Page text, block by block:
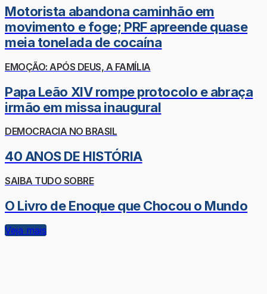
Motorista abandona caminhão em
movimento e foge; PRF apreende quase
meia tonelada de cocaína
EMOÇÃO: APÓS DEUS, A FAMÍLIA
Papa Leão XIV rompe protocolo e abraça
irmão em missa inaugural
DEMOCRACIA NO BRASIL
40 ANOS DE HISTÓRIA
SAIBA TUDO SOBRE
O Livro de Enoque que Chocou o Mundo
Veja mais